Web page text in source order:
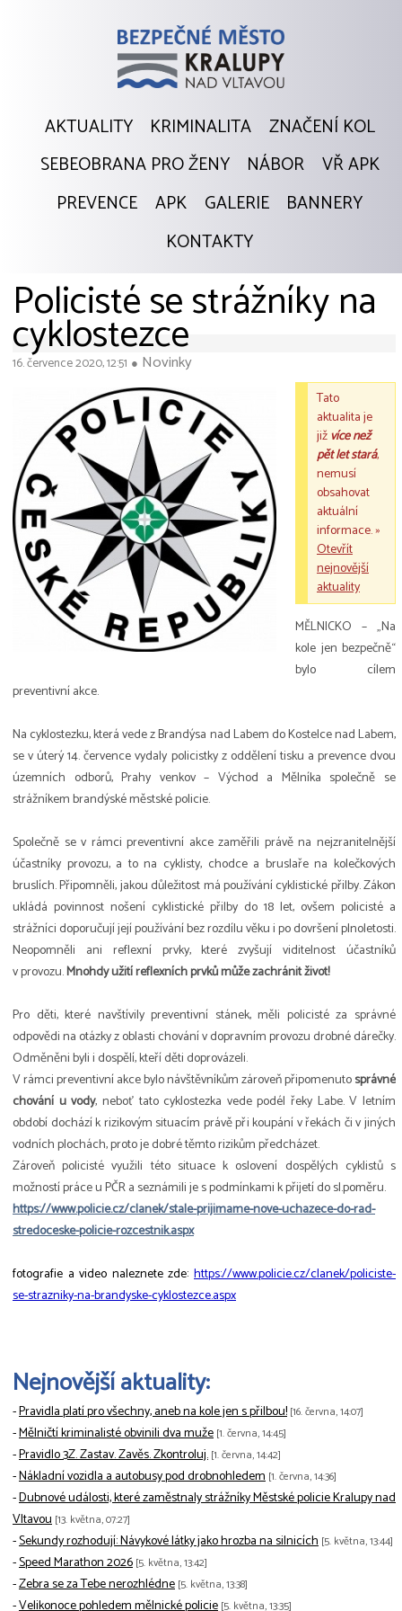
AKTUALITY KRIMINALITA
ZNAČENÍ KOL
SEBEOBRANA PRO ŽENY
NÁBOR
VŘ APK
PREVENCE
APK GALERIE
BANNERY
KONTAKTY
Policisté se strážníky na
cyklostezce
16. července 2020, 12:51 ● Novinky
Tato
aktualita je
jižvíce než
pět let stará,
nemusí
obsahovat
aktuální
informace. »
Otevřít
nejnovější
aktuality
MĚLNICKO – „Na
kole jen bezpečně“
bylo cílem
preventivní akce.
Na cyklostezku, která vede z Brandýsa nad Labem do Kostelce nad Labem,
se v úterý 14. července vydaly policistky z oddělení tisku a prevence dvou
územních odborů, Prahy venkov – Východ a Mělníka společně se
strážníkem brandýské městské policie.
Společně se v rámci preventivní akce zaměřili právě na nejzranitelnější
účastníky provozu, a to na cyklisty, chodce a bruslaře na kolečkových
bruslích. Připomněli, jakou důležitost má používání cyklistické přilby. Zákon
ukládá povinnost nošení cyklistické přilby do 18 let, ovšem policisté a
strážníci doporučují její používání bez rozdílu věku i po dovršení plnoletosti.
Neopomněli ani reflexní prvky, které zvyšují viditelnost účastníků
v provozu.Mnohdy užití reflexních prvků může zachránit život!
Pro děti, které navštívily preventivní stánek, měli policisté za správné
odpovědi na otázky z oblasti chování v dopravním provozu drobné dárečky.
Odměněni byli i dospělí, kteří děti doprovázeli.
V rámci preventivní akce bylo návštěvníkům zároveň připomenutosprávné
chování u vody, neboť tato cyklostezka vede podél řeky Labe. V letním
období dochází k rizikovým situacím právě při koupání v řekách či v jiných
vodních plochách, proto je dobré těmto rizikům předcházet.
Zároveň policisté využili této situace k oslovení dospělých cyklistů s
možností práce u PČR a seznámili je s podmínkami k přijetí do sl.poměru.
https://www.policie.cz/clanek/stale-prijimame-nove-uchazece-do-rad-
stredoceske-policie-rozcestnik.aspx
fotografie a video naleznete zde: https://www.policie.cz/clanek/policiste-
se-strazniky-na-brandyske-cyklostezce.aspx
Nejnovější aktuality:
-Pravidla platí pro všechny, aneb na kole jen s přilbou! [16. června, 14:07]
-Mělničtí kriminalisté obvinili dva muže [1. června, 14:45]
-Pravidlo 3Z. Zastav. Zavěs. Zkontroluj. [1. června, 14:42]
-Nákladní vozidla a autobusy pod drobnohledem [1. června, 14:36]
-Dubnové události, které zaměstnaly strážníky Městské policie Kralupy nad
Vltavou [13. května, 07:27]
-Sekundy rozhodují: Návykové látky jako hrozba na silnicích [5. května, 13:44]
-Speed Marathon 2026 [5. května, 13:42]
-Zebra se za Tebe nerozhlédne [5. května, 13:38]
-Velikonoce pohledem mělnické policie [5. května, 13:35]